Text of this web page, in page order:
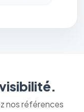
nos références